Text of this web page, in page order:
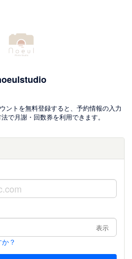
ントを無料登録すると、予約情報の入力
で月謝・回数券を利用できます。
表示
？